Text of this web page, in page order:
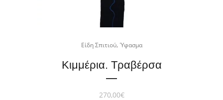
Είδη Σπιτιού, Ύφασμα
Κιμμέρια. Τραβέρσα
270,00€